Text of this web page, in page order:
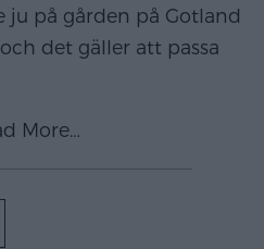
ju på gården på Gotland
det gäller att passa
More…